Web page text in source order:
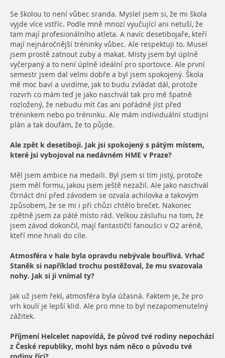
Se školou to není vůbec sranda. Myslel jsem si, že mi škola
vyjde více vstříc. Podle mně mnozí vyučující ani netuší, že
tam mají profesionálního atleta. A navíc desetibojaře, kteří
mají nejnáročnější tréninky vůbec. Ale respektuji to. Musel
jsem prostě zatnout zuby a makat. Místy jsem byl úplně
vyčerpaný a to není úplně ideální pro sportovce. Ale první
semestr jsem dal velmi dobře a byl jsem spokojený. Škola
mě moc baví a uvidíme, jak to budu zvládat dál, protože
rozvrh co mám teď je jako naschvál tak pro mě špatně
rozložený, že nebudu mít čas ani pořádně jíst před
tréninkem nebo po tréninku. Ale mám individuální studijní
plán a tak doufám, že to půjde.
Ale zpět k desetiboji. Jak jsi spokojený s pátým místem,
které jsi vybojoval na nedávném HME v Praze?
Měl jsem ambice na medaili. Byl jsem si tím jistý, protože
jsem měl formu, jakou jsem ještě nezažil. Ale jako naschvál
čtrnáct dní před závodem se ozvala achilovka a takovým
způsobem, že se mi i při chůzi chtělo brečet. Nakonec
zpětně jsem za páté místo rád. Velkou zásluhu na tom, že
jsem závod dokončil, mají fantastičtí fanoušci v O2 aréně,
kteří mne hnali do cíle.
Atmosféra v hale byla opravdu nebývale bouřlivá. Vrhač
Staněk si například trochu postěžoval, že mu svazovala
nohy. Jak si ji vnímal ty?
Jak už jsem řekl, atmosféra byla úžasná. Faktem je, že pro
vrh koulí je lepší klid. Ale pro mne to byl nezapomenutelný
zážitek.
Příjmení Helcelet napovídá, že původ tvé rodiny nepochází
z České republiky, mohl bys nám něco o původu tvé